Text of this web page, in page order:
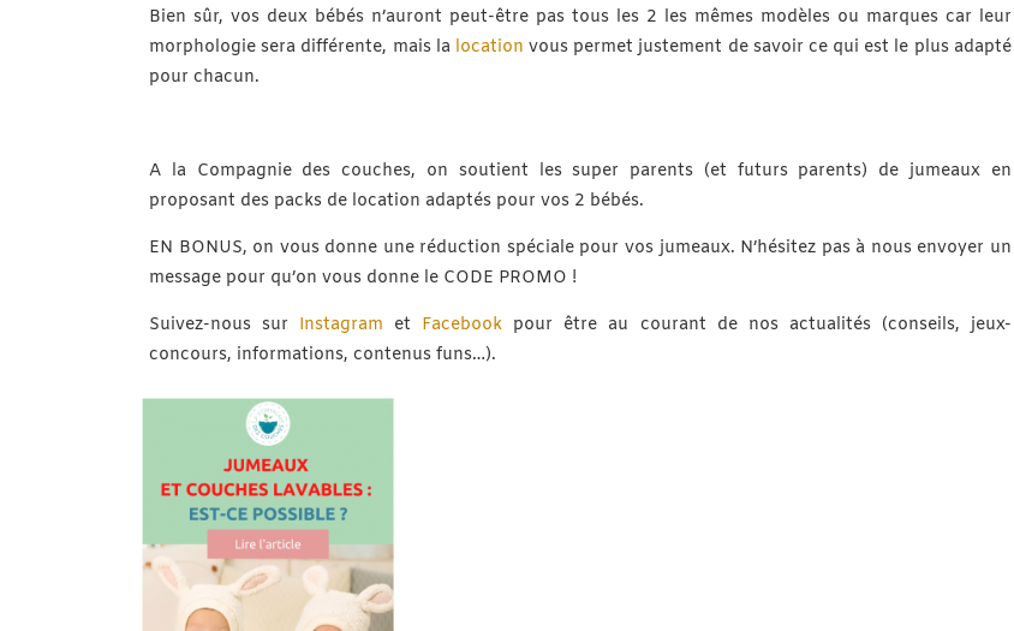
Bien sûr, vos deux bébés n’auront peut-être pas tous les 2 les mêmes modèles ou marques car leur
morphologie sera différente, mais la location vous permet justement de savoir ce qui est le plus adapté
pour chacun.
A la Compagnie des couches, on soutient les super parents (et futurs parents) de jumeaux en
proposant des packs de location adaptés pour vos 2 bébés.
EN BONUS, on vous donne une réduction spéciale pour vos jumeaux. N’hésitez pas à nous envoyer un
message pour qu’on vous donne le CODE PROMO !
Suivez-nous sur Instagram et Facebook pour être au courant de nos actualités (conseils, jeux-
concours, informations, contenus funs…).